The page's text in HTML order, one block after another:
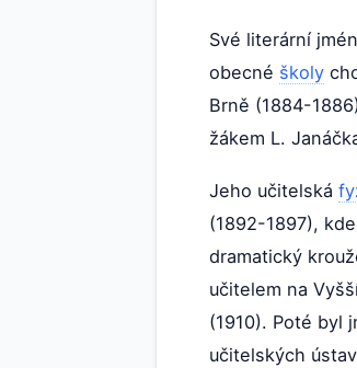
Své literární
obecné školy
Brně (1884-
žákem L.
Jeho učitelská
(1892-1897),
dramatický
učitelem na
(1910). Poté byl
učitelských